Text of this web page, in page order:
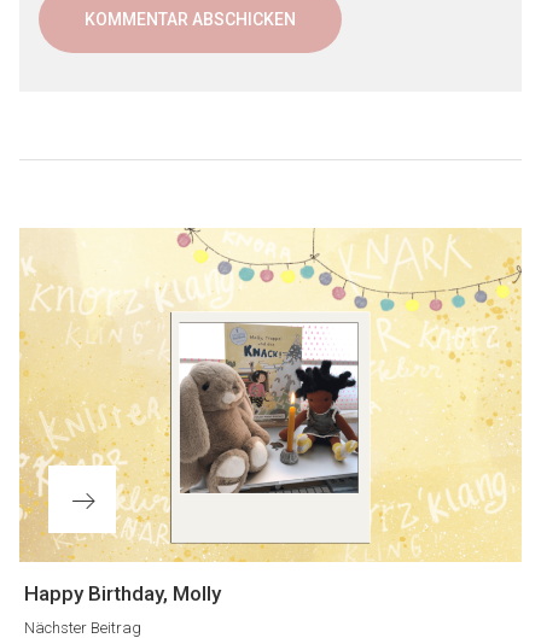
Beitragsnavigation
Nächster
Beitrag
Happy Birthday, Molly
Nächster Beitrag